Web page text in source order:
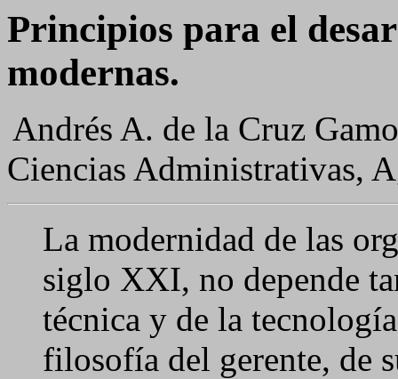
Principios para el
modernas.
Andrés A. de la Cruz
Ciencias Administrativas,
La modernidad de las
siglo XXI, no depende
técnica y de la
filosofía del gerente, de